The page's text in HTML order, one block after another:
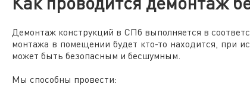
Демонтаж конструкций в СПб выполняется в
монтажа в помещении будет кто-то находится, при
может быть безопасным и бесшумным.
Мы способны провести: